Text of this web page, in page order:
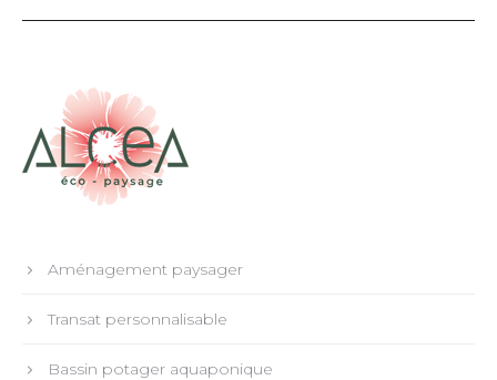
Aménagement paysager
Transat personnalisable
Bassin potager aquaponique